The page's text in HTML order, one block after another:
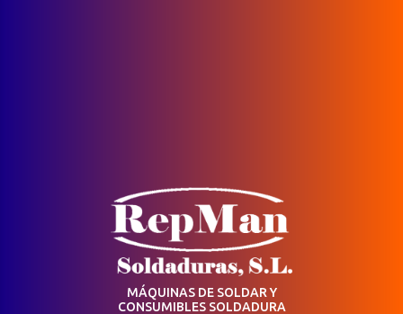
MÁQUINAS DE SOLDAR Y
CONSUMIBLES SOLDADURA